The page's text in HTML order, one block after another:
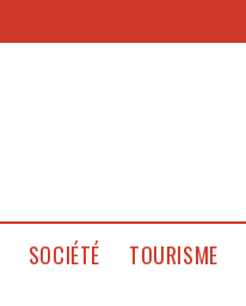
SOCIÉTÉ TOURISME